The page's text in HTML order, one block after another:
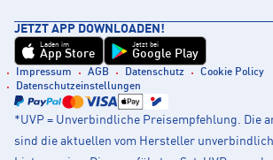
JETZT APP DOWNLOADEN!
Laden im
App Store
Jetzt bei
Google Play
Impressum AGB Datenschutz
Cookie Policy
Datenschutzeinstellungen
*UVP = Unverbindliche Preisempfehlung. Die
sind die aktuellen vom Hersteller